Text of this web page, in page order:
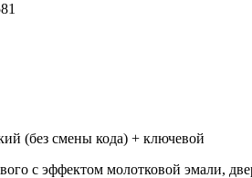
(без смены кода) + ключевой
с эффектом молотковой эмали,